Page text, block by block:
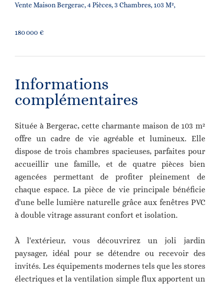
Vente Maison Bergerac, 4 Pièces, 3 Chambres, 103 M²,
180 000 €
Informations
complémentaires
Située à Bergerac, cette charmante maison de 103 m²
offre un cadre de vie agréable et lumineux. Elle
dispose de trois chambres spacieuses, parfaites pour
accueillir une famille, et de quatre pièces bien
agencées permettant de profiter pleinement de
chaque espace. La pièce de vie principale bénéficie
d'une belle lumière naturelle grâce aux fenêtres PVC
à double vitrage assurant confort et isolation.
À l'extérieur, vous découvrirez un joli jardin
paysager, idéal pour se détendre ou recevoir des
invités. Les équipements modernes tels que les stores
électriques et la ventilation simple flux apportent un